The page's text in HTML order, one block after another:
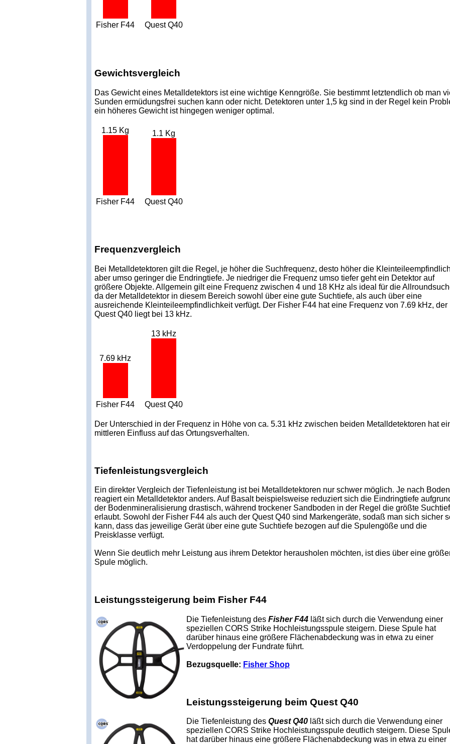
Fisher F44 Quest Q40
Gewichtsvergleich
Das Gewicht eines Metalldetektors ist eine wichtige Kenngröße. Sie bestimmt letztendlich ob man
Sunden ermüdungsfrei suchen kann oder nicht. Detektoren unter 1,5 kg sind in der Regel kein
ein höheres Gewicht ist hingegen weniger optimal.
1.15 Kg 1.1 Kg
Fisher F44 Quest Q40
Frequenzvergleich
Bei Metalldetektoren gilt die Regel, je höher die Suchfrequenz, desto höher die
aber umso geringer die Endringtiefe. Je niedriger die Frequenz umso tiefer geht ein Detektor auf
größere Objekte. Allgemein gilt eine Frequenz zwischen 4 und 18 KHz als ideal für die
da der Metalldetektor in diesem Bereich sowohl über eine gute Suchtiefe, als auch über eine
ausreichende Kleinteileempfindlichkeit verfügt. Der Fisher F44 hat eine Frequenz von 7.69 kHz, der
Quest Q40 liegt bei 13 kHz.
7.69 kHz
13 kHz
Fisher F44 Quest Q40
Der Unterschied in der Frequenz in Höhe von ca. 5.31 kHz zwischen beiden Metalldetektoren hat
mittleren Einfluss auf das Ortungsverhalten.
Tiefenleistungsvergleich
Ein direkter Vergleich der Tiefenleistung ist bei Metalldetektoren nur schwer möglich. Je nach Boden
reagiert ein Metalldetektor anders. Auf Basalt beispielsweise reduziert sich die Eindringtiefe
der Bodenmineralisierung drastisch, während trockener Sandboden in der Regel die größte
erlaubt. Sowohl der Fisher F44 als auch der Quest Q40 sind Markengeräte, sodaß man sich sicher
kann, dass das jeweilige Gerät über eine gute Suchtiefe bezogen auf die Spulengöße und die
Preisklasse verfügt.
Wenn Sie deutlich mehr Leistung aus ihrem Detektor herausholen möchten, ist dies über eine
Spule möglich.
Leistungssteigerung beim Fisher F44
Die Tiefenleistung des Fisher F44 läßt sich durch die Verwendung einer
speziellen CORS Strike Hochleistungsspule steigern. Diese Spule hat
darüber hinaus eine größere Flächenabdeckung was in etwa zu einer
Verdoppelung der Fundrate führt.
Bezugsquelle: Fisher Shop
Leistungssteigerung beim Quest Q40
Die Tiefenleistung des Quest Q40 läßt sich durch die Verwendung einer
speziellen CORS Strike Hochleistungsspule deutlich steigern. Diese
hat darüber hinaus eine größere Flächenabdeckung was in etwa zu einer